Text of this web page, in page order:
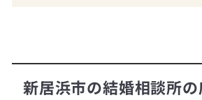
新居浜市の結婚相談所